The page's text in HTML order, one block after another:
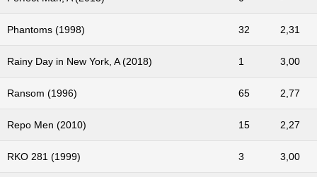
Phantoms (1998) 32 2,31
Rainy Day in New York, A (2018) 1 3,00
Ransom (1996) 65 2,77
Repo Men (2010) 15 2,27
RKO 281 (1999) 3 3,00